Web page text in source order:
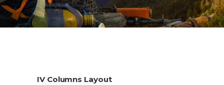
IV Columns Layout